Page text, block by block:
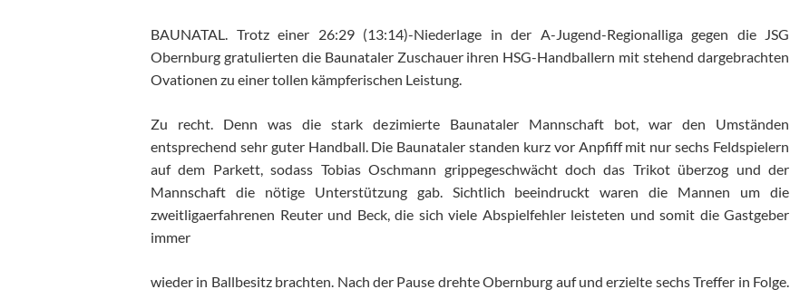
BAUNATAL. Trotz einer 26:29 (13:14)-Niederlage in der A-Jugend-Regionalliga gegen die JSG
Obernburg gratulierten die Baunataler Zuschauer ihren HSG-Handballern mit stehend dargebrachten
Ovationen zu einer tollen kämpferischen Leistung.
Zu recht. Denn was die stark dezimierte Baunataler Mannschaft bot, war den Umständen
entsprechend sehr guter Handball. Die Baunataler standen kurz vor Anpfiff mit nur sechs Feldspielern
auf dem Parkett, sodass Tobias Oschmann grippegeschwächt doch das Trikot überzog und der
Mannschaft die nötige Unterstützung gab. Sichtlich beeindruckt waren die Mannen um die
zweitligaerfahrenen Reuter und Beck, die sich viele Abspielfehler leisteten und somit die Gastgeber
immer
wieder in Ballbesitz brachten. Nach der Pause drehte Obernburg auf und erzielte sechs Treffer in Folge.